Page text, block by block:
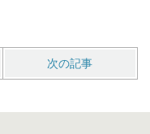
次の記事